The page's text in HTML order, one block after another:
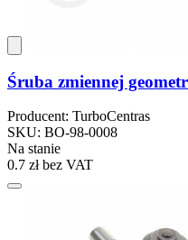
Śruba zmiennej
Producent: TurboCentras
SKU: BO-98-0008
Na stanie
0.7 złbez VAT